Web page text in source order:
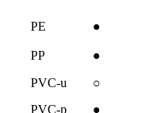
PE ●
PP ●
PVC-u
○
PVC-p
●